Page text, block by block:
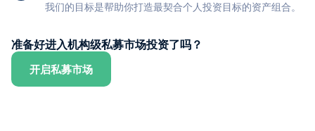
我们的目标是帮助你打造最契合个人投资目标的资产组合。
准备好进入机构级私募市场投资了吗？
开启私募市场